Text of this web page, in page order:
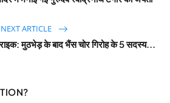
NEXT ARTICLE
मुठभेड़ के बाद भैंस चोर गिरोह के 5 सदस्य...